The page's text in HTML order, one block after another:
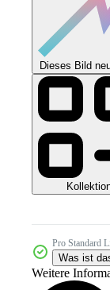
Dieses Bild
Pro Standard
Was ist
Weitere